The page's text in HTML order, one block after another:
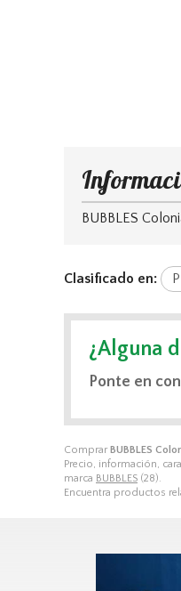
Comprar BUBBLES
Precio, información,
marca BUBBLES (28).
Encuentra productos
BUBBLES
Clasificado en:
¿Alguna
Ponte en